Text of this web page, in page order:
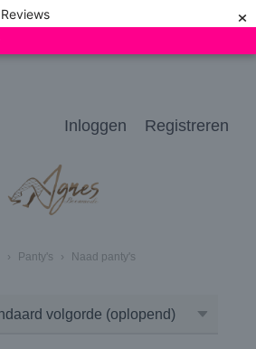
Reviews ×
Inloggen Registreren
› Panty's › Naad panty's